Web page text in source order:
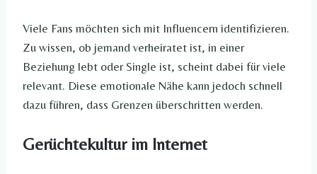
Viele Fans möchten sich mit Influencern identifizieren.
Zu wissen, ob jemand verheiratet ist, in einer
Beziehung lebt oder Single ist, scheint dabei für viele
relevant. Diese emotionale Nähe kann jedoch schnell
dazu führen, dass Grenzen überschritten werden.
Gerüchtekultur im Internet